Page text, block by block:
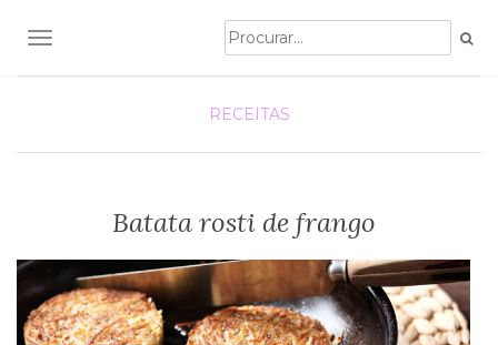
TOGGLE NAVIGATION
RECEITAS
Batata rosti de frango